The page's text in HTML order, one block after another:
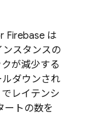
Firebase は
スタンスの
が減少する
ダウンされ
レイテンシ
ートの数を